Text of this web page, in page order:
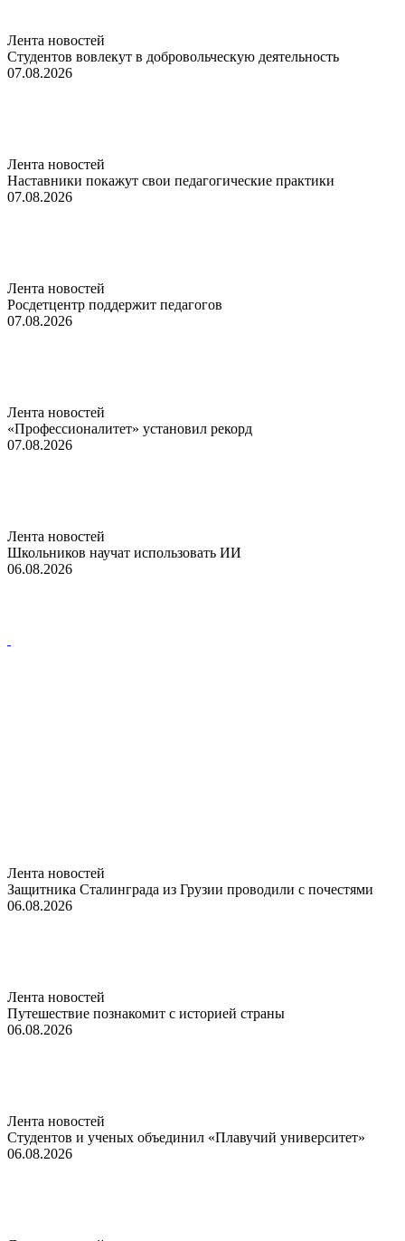
Лента новостей
Студентов вовлекут в добровольческую деятельность
07.08.2026
Лента новостей
Наставники покажут свои педагогические практики
07.08.2026
Лента новостей
Росдетцентр поддержит педагогов
07.08.2026
Лента новостей
«Профессионалитет» установил рекорд
07.08.2026
Лента новостей
Школьников научат использовать ИИ
06.08.2026
Лента новостей
Защитника Сталинграда из Грузии проводили с почестями
06.08.2026
Лента новостей
Путешествие познакомит с историей страны
06.08.2026
Лента новостей
Студентов и ученых объединил «Плавучий университет»
06.08.2026